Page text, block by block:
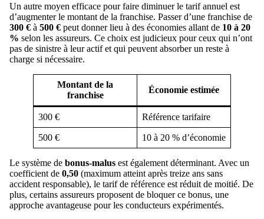
Un autre moyen efficace pour faire diminuer le tarif annuel est
d’augmenter le montant de la franchise. Passer d’une franchise de
300 € à 500 € peut donner lieu à des économies allant de 10 à 20
% selon les assureurs. Ce choix est judicieux pour ceux qui n’ont
pas de sinistre à leur actif et qui peuvent absorber un reste à
charge si nécessaire.
Montant de la
franchise
Économie estimée
300 € Référence tarifaire
500 € 10 à 20 % d’économie
Le système de bonus-malus est également déterminant. Avec un
coefficient de 0,50 (maximum atteint après treize ans sans
accident responsable), le tarif de référence est réduit de moitié. De
plus, certains assureurs proposent de bloquer ce bonus, une
approche avantageuse pour les conducteurs expérimentés.